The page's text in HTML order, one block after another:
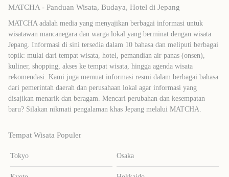
MATCHA - Panduan Wisata, Budaya, Hotel di Jepang
MATCHA adalah media yang menyajikan berbagai informasi untuk
wisatawan mancanegara dan warga lokal yang berminat dengan wisata
Jepang. Informasi di sini tersedia dalam 10 bahasa dan meliputi berbagai
topik: mulai dari tempat wisata, hotel, pemandian air panas (onsen),
kuliner, shopping, akses ke tempat wisata, hingga agenda wisata
rekomendasi. Kami juga memuat informasi resmi dalam berbagai bahasa
dari pemerintah daerah dan perusahaan lokal agar informasi yang
disajikan menarik dan beragam. Mencari perubahan dan kesempatan
baru? Silakan nikmati pengalaman khas Jepang melalui MATCHA.
Tempat Wisata Populer
Tokyo Osaka